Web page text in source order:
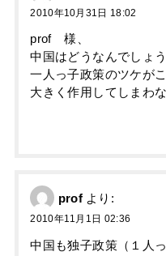
2010年10月31日 18:02
prof 様、
中国はどうなんでしょ
一人っ子政策のツケが
大きく作用してしまわ
prof より:
2010年11月1日 02:36
中国も独子政策（１人